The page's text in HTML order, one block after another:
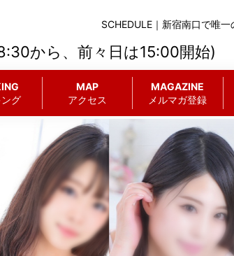
SCHEDULE｜新宿南口で唯
から、前々日は15:00開始)
グ
MAP
アクセス
MAGAZINE
メルマガ登録